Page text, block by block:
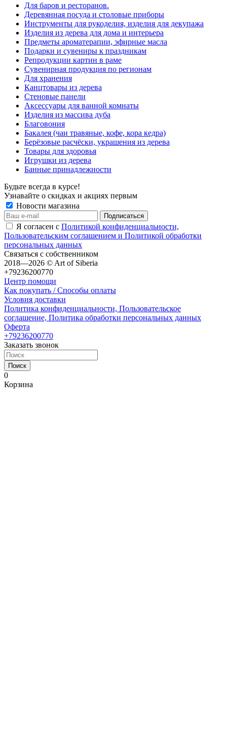
Для баров и ресторанов.
Деревянная посуда и столовые приборы
Инструменты для рукоделия, изделия для декупажа
Изделия из дерева для дома и интерьера
Предметы ароматерапии, эфирные масла
Подарки и сувениры к праздникам
Репродукции картин в раме
Сувенирная продукция по регионам
Для хранения
Канцтовары из дерева
Стеновые панели
Аксессуары для ванной комнаты
Изделия из массива дуба
Благовония
Бакалея (чаи травяные, кофе, кора кедра)
Берёзовые расчёски, украшения из дерева
Товары для здоровья
Игрушки из дерева
Банные принадлежности
Будьте всегда в курсе!
Узнавайте о скидках и акциях первым
Новости магазина
Я согласен с Политикой конфиденциальности,
Пользовательским соглашением и Политикой обработки
персональных данных
Связаться с собственником
2018—2026 © Art of Siberia
+79236200770
Центр помощи
Как покупать / Способы оплаты
Условия доставки
Политика конфиденциальности, Пользовательское
соглашение, Политика обработки персональных данных
Оферта
+79236200770
Заказать звонок
Поиск
0
Корзина